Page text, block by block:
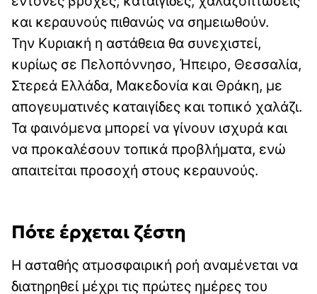
και κεραυνούς πιθανώς να σημειωθούν.
Την Κυριακή η αστάθεια θα συνεχιστεί,
κυρίως σε Πελοπόννησο, Ήπειρο, Θεσσαλία,
Στερεά Ελλάδα, Μακεδονία και Θράκη, με
απογευματινές καταιγίδες και τοπικό χαλάζι.
Τα φαινόμενα μπορεί να γίνουν ισχυρά και
να προκαλέσουν τοπικά προβλήματα, ενώ
απαιτείται προσοχή στους κεραυνούς.
Πότε έρχεται ζέστη
Η ασταθής ατμοσφαιρική ροή αναμένεται να
διατηρηθεί μέχρι τις πρώτες ημέρες του